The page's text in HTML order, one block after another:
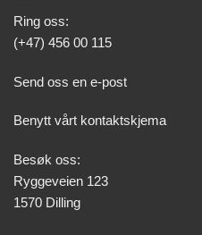
Ring oss:
(+47) 456 00 115
Send oss en e-post
Benytt vårt kontaktskjema
Besøk oss:
Ryggeveien 123
1570 Dilling